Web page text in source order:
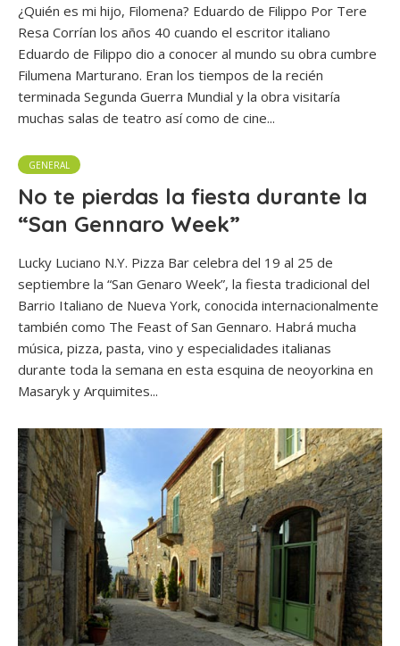
¿Quién es mi hijo, Filomena? Eduardo de Filippo Por Tere
Resa Corrían los años 40 cuando el escritor italiano
Eduardo de Filippo dio a conocer al mundo su obra cumbre
Filumena Marturano. Eran los tiempos de la recién
terminada Segunda Guerra Mundial y la obra visitaría
muchas salas de teatro así como de cine...
GENERAL
No te pierdas la fiesta durante la
“San Gennaro Week”
Lucky Luciano N.Y. Pizza Bar celebra del 19 al 25 de
septiembre la “San Genaro Week”, la fiesta tradicional del
Barrio Italiano de Nueva York, conocida internacionalmente
también como The Feast of San Gennaro. Habrá mucha
música, pizza, pasta, vino y especialidades italianas
durante toda la semana en esta esquina de neoyorkina en
Masaryk y Arquimites...